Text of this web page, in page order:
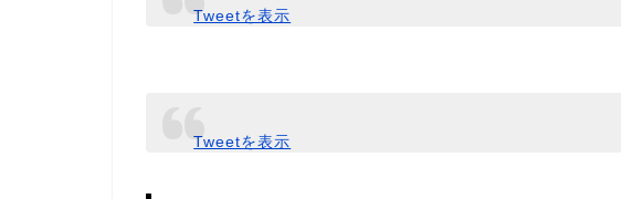
Tweetを表示
Tweetを表示